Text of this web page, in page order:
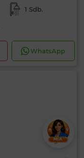
1 Sdb.
WhatsApp